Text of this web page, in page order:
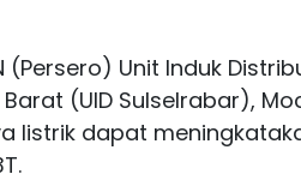
(Persero) Unit Induk
(UID Sulselrabar),
listrik dapat